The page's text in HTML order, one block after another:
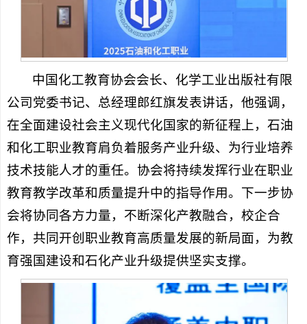
中国化工教育协会会长、化学工业出版社有限
公司党委书记、总经理郎红旗发表讲话，他强调，
在全面建设社会主义现代化国家的新征程上，石油
和化工职业教育肩负着服务产业升级、为行业培养
技术技能人才的重任。协会将持续发挥行业在职业
教育教学改革和质量提升中的指导作用。下一步协
会将协同各方力量，不断深化产教融合，校企合
作，共同开创职业教育高质量发展的新局面，为教
育强国建设和石化产业升级提供坚实支撑。